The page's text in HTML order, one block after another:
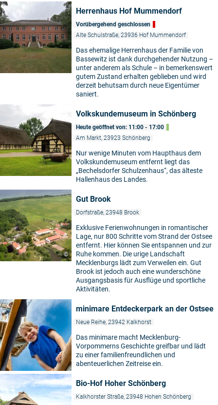
Herrenhaus Hof Mummendorf
Vorübergehend geschlossen
Alte Schulstraße, 23936 Hof Mummendorf
Das ehemalige Herrenhaus der Familie von
Bassewitz ist dank durchgehender Nutzung –
unter anderem als Schule – in bemerkenswert
gutem Zustand erhalten geblieben und wird
derzeit behutsam durch neue Eigentümer
saniert.
Volkskundemuseum in Schönberg
Heute geöffnet von: 11:00 - 17:00
Am Markt, 23923 Schönberg
Nur wenige Minuten vom Haupthaus dem
Volkskundemuseum entfernt liegt das
„Bechelsdorfer Schulzenhaus“, das älteste
Hallenhaus des Landes.
©
Gut Brook
Dorfstraße, 23948 Brook
Exklusive Ferienwohnungen in romantischer
Lage, nur 800 Schritte vom Strand der Ostsee
entfernt. Hier können Sie entspannen und zur
Ruhe kommen. Die urige Landschaft
Mecklenburgs lädt zum Verweilen ein. Gut
Brook ist jedoch auch eine wunderschöne
Ausgangsbasis für Ausflüge und sportliche
Aktivitäten.
minimare Entdeckerpark an der Ostsee
Neue Reihe, 23942 Kalkhorst
Das minimare macht Mecklenburg-
Vorpommerns Geschichte greifbar und lädt
zu einer familienfreundlichen und
abenteuerlichen Zeitreise ein.
Bio-Hof Hoher Schönberg
Kalkhorster Straße, 23948 Hohen Schönberg